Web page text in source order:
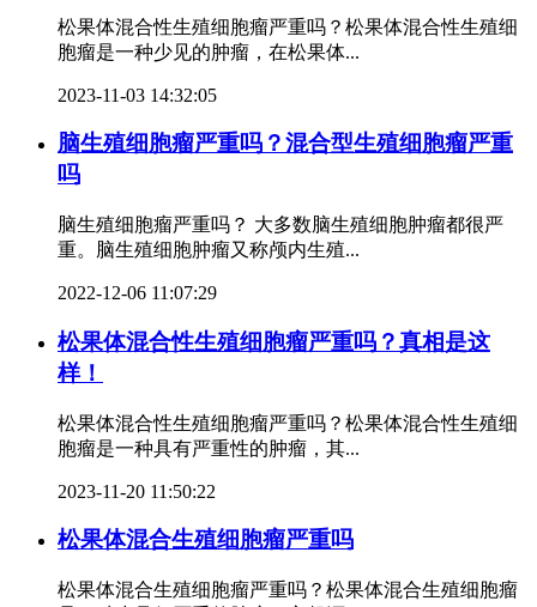
松果体混合性生殖细胞瘤严重吗？松果体混合性生殖细
胞瘤是一种少见的肿瘤，在松果体...
2023-11-03 14:32:05
脑生殖细胞瘤严重吗？混合型生殖细胞瘤严重
吗
脑生殖细胞瘤严重吗？ 大多数脑生殖细胞肿瘤都很严
重。脑生殖细胞肿瘤又称颅内生殖...
2022-12-06 11:07:29
松果体混合性生殖细胞瘤严重吗？真相是这
样！
松果体混合性生殖细胞瘤严重吗？松果体混合性生殖细
胞瘤是一种具有严重性的肿瘤，其...
2023-11-20 11:50:22
松果体混合生殖细胞瘤严重吗
松果体混合生殖细胞瘤严重吗？松果体混合生殖细胞瘤